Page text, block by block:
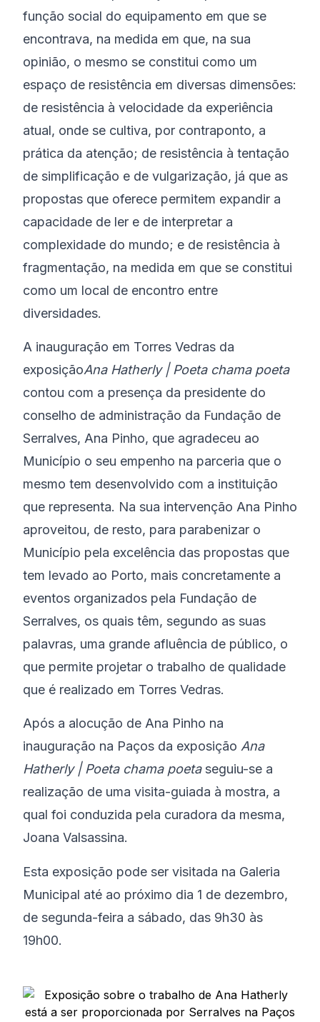
função social do equipamento em que se
encontrava, na medida em que, na sua
opinião, o mesmo se constitui como um
espaço de resistência em diversas dimensões:
de resistência à velocidade da experiência
atual, onde se cultiva, por contraponto, a
prática da atenção; de resistência à tentação
de simplificação e de vulgarização, já que as
propostas que oferece permitem expandir a
capacidade de ler e de interpretar a
complexidade do mundo; e de resistência à
fragmentação, na medida em que se constitui
como um local de encontro entre
diversidades.
A inauguração em Torres Vedras da
exposiçãoAna Hatherly | Poeta chama poeta
contou com a presença da presidente do
conselho de administração da Fundação de
Serralves, Ana Pinho, que agradeceu ao
Município o seu empenho na parceria que o
mesmo tem desenvolvido com a instituição
que representa. Na sua intervenção Ana Pinho
aproveitou, de resto, para parabenizar o
Município pela excelência das propostas que
tem levado ao Porto, mais concretamente a
eventos organizados pela Fundação de
Serralves, os quais têm, segundo as suas
palavras, uma grande afluência de público, o
que permite projetar o trabalho de qualidade
que é realizado em Torres Vedras.
Após a alocução de Ana Pinho na
inauguração na Paços da exposição Ana
Hatherly | Poeta chama poetaseguiu-se a
realização de uma visita-guiada à mostra, a
qual foi conduzida pela curadora da mesma,
Joana Valsassina.
Esta exposição pode ser visitada na Galeria
Municipal até ao próximo dia 1 de dezembro,
de segunda-feira a sábado, das 9h30 às
19h00.